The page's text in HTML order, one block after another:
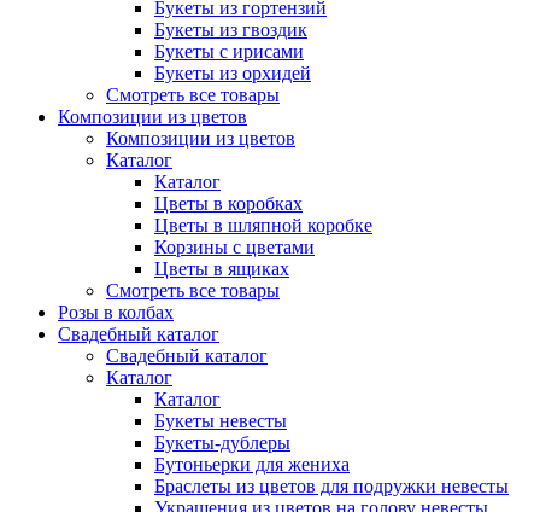
Букеты из гортензий
Букеты из гвоздик
Букеты с ирисами
Букеты из орхидей
Смотреть все товары
Композиции из цветов
Композиции из цветов
Каталог
Каталог
Цветы в коробках
Цветы в шляпной коробке
Корзины с цветами
Цветы в ящиках
Смотреть все товары
Розы в колбах
Свадебный каталог
Свадебный каталог
Каталог
Каталог
Букеты невесты
Букеты-дублеры
Бутоньерки для жениха
Браслеты из цветов для подружки невесты